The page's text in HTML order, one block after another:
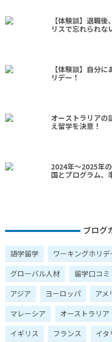
【体験談】退職
リスで忘れられな
【体験談】自分
リデー！
オーストラリアの
え留学を決意！
2024年～2025年
国とプログラム、
ブログ
語学留学 ワーキングホリデ
グローバル人材
留学口コ
アジア
ヨーロッパ アメ
マレーシア
オーストラリア
イギリス
フランス イタ